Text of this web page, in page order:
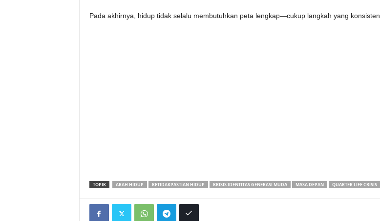
Pada akhirnya, hidup tidak selalu membutuhkan peta lengkap—cukup langkah yang konsisten.
TOPIK ARAH HIDUP KETIDAKPASTIAN HIDUP KRISIS IDENTITAS GENERASI MUDA MASA DEPAN QUARTER LIFE CRISIS